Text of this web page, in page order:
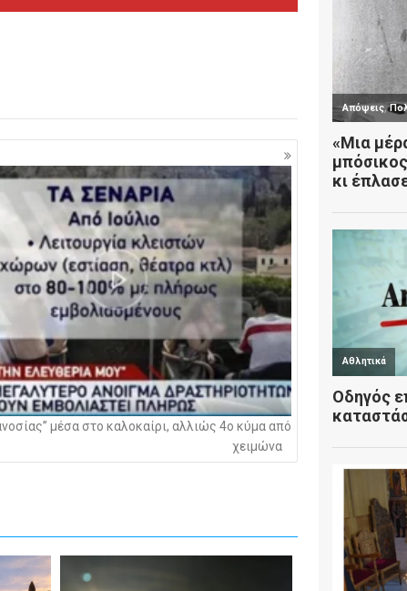
μέσα στο καλοκαίρι, αλλιώς 4ο κύμα από
χειμώνα